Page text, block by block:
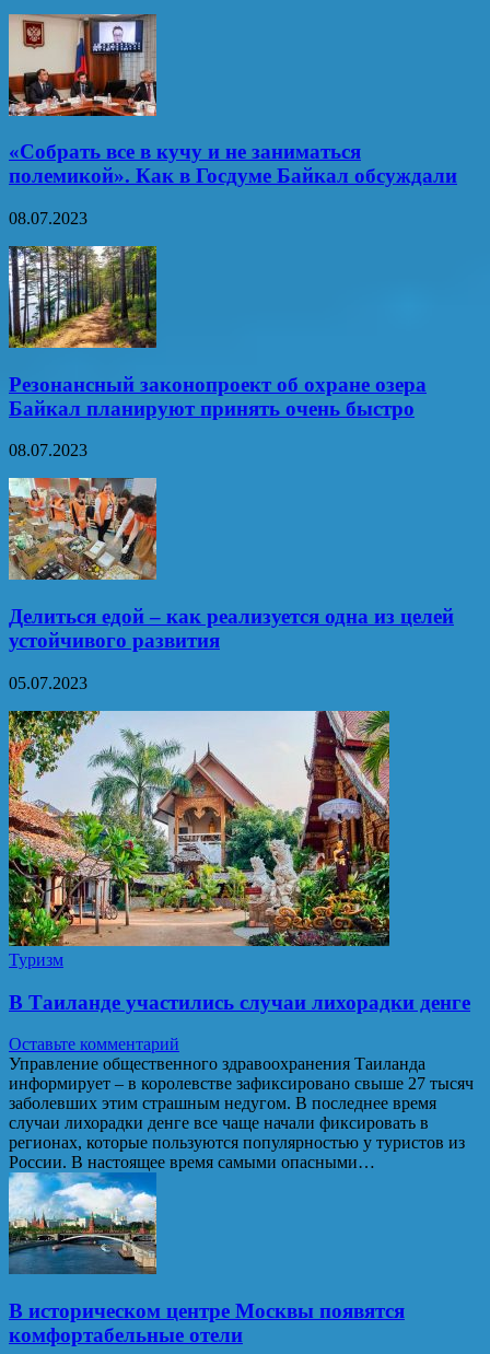
«Собрать все в кучу и не заниматься
полемикой». Как в Госдуме Байкал обсуждали
08.07.2023
Резонансный законопроект об охране озера
Байкал планируют принять очень быстро
08.07.2023
Делиться едой – как реализуется одна из целей
устойчивого развития
05.07.2023
Туризм
В Таиланде участились случаи лихорадки денге
Оставьте комментарий
Управление общественного здравоохранения Таиланда
информирует – в королевстве зафиксировано свыше 27 тысяч
заболевших этим страшным недугом. В последнее время
случаи лихорадки денге все чаще начали фиксировать в
регионах, которые пользуются популярностью у туристов из
России. В настоящее время самыми опасными…
В историческом центре Москвы появятся
комфортабельные отели